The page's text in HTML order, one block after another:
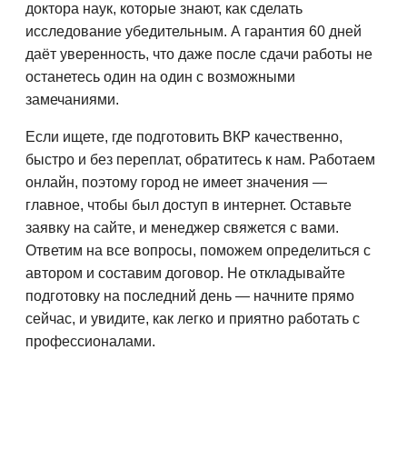
доктора наук, которые знают, как сделать
исследование убедительным. А гарантия 60 дней
даёт уверенность, что даже после сдачи работы не
останетесь один на один с возможными
замечаниями.
Если ищете, где подготовить ВКР качественно,
быстро и без переплат, обратитесь к нам. Работаем
онлайн, поэтому город не имеет значения —
главное, чтобы был доступ в интернет. Оставьте
заявку на сайте, и менеджер свяжется с вами.
Ответим на все вопросы, поможем определиться с
автором и составим договор. Не откладывайте
подготовку на последний день — начните прямо
сейчас, и увидите, как легко и приятно работать с
профессионалами.